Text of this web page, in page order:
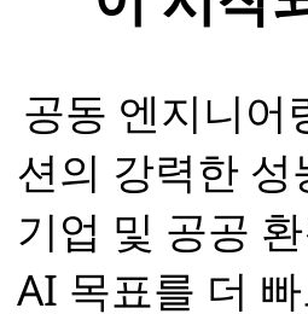
공동 엔지니어
션의 강력한 성
기업 및 공공
AI 목표를 더